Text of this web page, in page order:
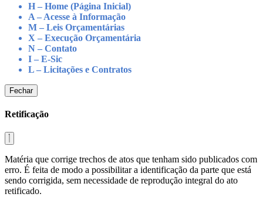
H – Home (Página Inicial)
A – Acesse à Informação
M – Leis Orçamentárias
X – Execução Orçamentária
N – Contato
I – E-Sic
L – Licitações e Contratos
Fechar
Retificação
Matéria que corrige trechos de atos que tenham sido publicados com
erro. É feita de modo a possibilitar a identificação da parte que está
sendo corrigida, sem necessidade de reprodução integral do ato
retificado.